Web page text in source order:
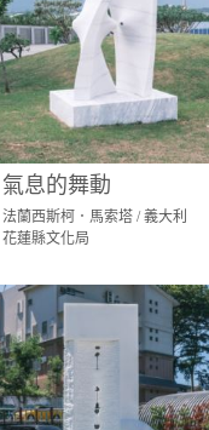
氣息的舞動
法蘭西斯柯．馬索塔 / 義大利
花蓮縣文化局